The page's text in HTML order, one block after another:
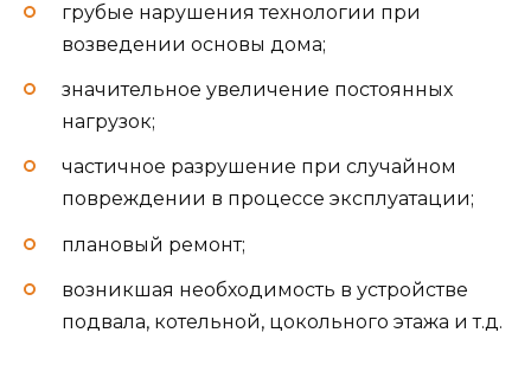
грубые нарушения технологии при
возведении основы дома;
значительное увеличение постоянных
нагрузок;
частичное разрушение при случайном
повреждении в процессе эксплуатации;
плановый ремонт;
возникшая необходимость в устройстве
подвала, котельной, цокольного этажа и т.д.